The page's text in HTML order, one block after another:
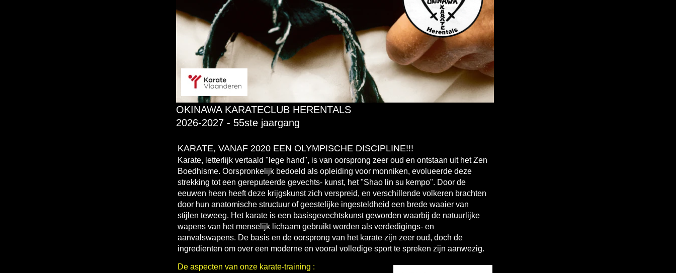
OKINAWA KARATECLUB HERENTALS
2026-2027 - 55ste jaargang
KARATE, VANAF 2020 EEN OLYMPISCHE DISCIPLINE!!!
Karate, letterlijk vertaald "lege hand", is van oorsprong zeer oud en ontstaan uit het Zen
Boedhisme. Oorspronkelijk bedoeld als opleiding voor monniken, evolueerde deze
strekking tot een gereputeerde gevechts- kunst, het "Shao lin su kempo". Door de
eeuwen heen heeft deze krijgskunst zich verspreid, en verschillende volkeren brachten
door hun anatomische structuur of geestelijke ingesteldheid een brede waaier van
stijlen teweeg. Het karate is een basisgevechtskunst geworden waarbij de natuurlijke
wapens van het menselijk lichaam gebruikt worden als verdedigings- en
aanvalswapens. De basis en de oorsprong van het karate zijn zeer oud, doch de
ingredienten om over een moderne en vooral volledige sport te spreken zijn aanwezig.
De aspecten van onze karate-training :